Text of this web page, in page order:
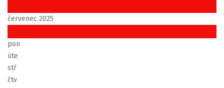
červen
červenec 2025
srpen
pon
úte
stř
čtv